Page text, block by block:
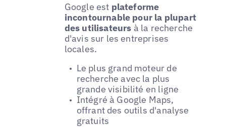
Google est plateforme
incontournable pour la plupart
des utilisateurs à la recherche
d'avis sur les entreprises
locales.
Le plus grand moteur de
recherche avec la plus
grande visibilité en ligne
Intégré à Google Maps,
offrant des outils d'analyse
gratuits